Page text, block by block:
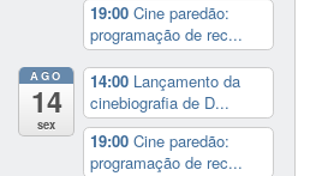
19:00Cine paredão:
programação de rec...
AGO
14
sex
14:00 Lançamento da
cinebiografia de D...
19:00Cine paredão:
programação de rec...